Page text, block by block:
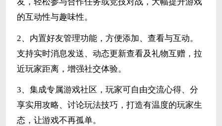
的互动性与趣味性。
2、内置好友管理功能，方便添加、查看与互动。
支持实时消息发送、动态更新查看及礼物互赠，拉
近玩家距离，增强社交体验。
3、集成专属游戏社区，玩家可自由交流心得、分
享实用攻略、讨论玩法技巧，打造有温度的玩家生
态，让游戏不再孤单。